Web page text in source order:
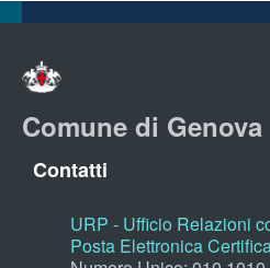
Comune di Genova
Contatti
URP - Ufficio Relazioni
Posta Elettronica